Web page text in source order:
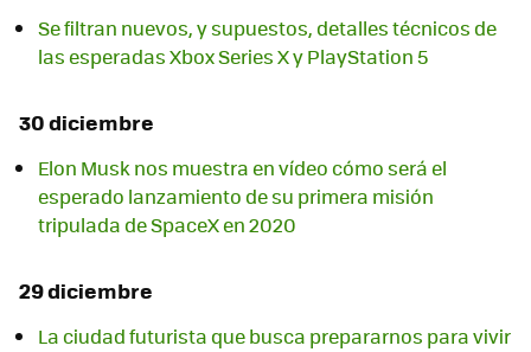
Se filtran nuevos, y supuestos, detalles técnicos de
las esperadas Xbox Series X y PlayStation 5
30 diciembre
Elon Musk nos muestra en vídeo cómo será el
esperado lanzamiento de su primera misión
tripulada de SpaceX en 2020
29 diciembre
La ciudad futurista que busca prepararnos para vivir